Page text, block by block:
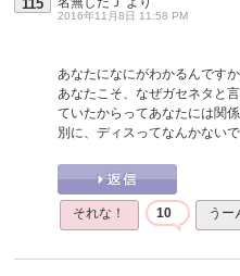
115
2016年11月8日 11:58 PM
あなたになにがわかるんです
あなたこそ、なぜガセネタと
ていたからってあなたには関係
別に、ディスってなんかないで
それな！ 10 う